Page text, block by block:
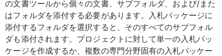
の文書ツールから個々の文書、サブフォルダ、および/また
はフォルダを添付する必要があります。入札パッケージに
添付するフォルダを選択すると、そのすべてのサブフォル
ダも添付されます。プロジェクトに対して単一の入札パッ
ケージを作成するか、複数の専門分野固有の入札パッケー